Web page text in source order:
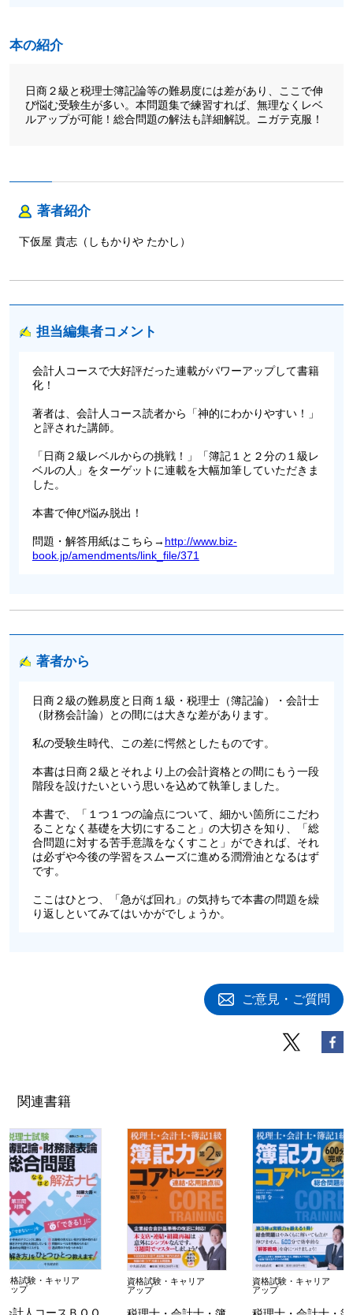
本の紹介
日商２級と税理士簿記論等の難易度には差があり、ここで伸
び悩む受験生が多い。本問題集で練習すれば、無理なくレベ
ルアップが可能！総合問題の解法も詳細解説。ニガテ克服！
著者紹介
下仮屋 貴志（しもかりや たかし）
担当編集者コメント
会計人コースで大好評だった連載がパワーアップして書籍
化！
著者は、会計人コース読者から「神的にわかりやすい！」
と評された講師。
「日商２級レベルからの挑戦！」「簿記１と２分の１級レ
ベルの人」をターゲットに連載を大幅加筆していただきま
した。
本書で伸び悩み脱出！
問題・解答用紙はこちら→ http://www.biz-
book.jp/amendments/link_file/371
著者から
日商２級の難易度と日商１級・税理士（簿記論）・会計士
（財務会計論）との間には大きな差があります。
私の受験生時代、この差に愕然としたものです。
本書は日商２級とそれより上の会計資格との間にもう一段
階段を設けたいという思いを込めて執筆しました。
本書で、「１つ１つの論点について、細かい箇所にこだわ
ることなく基礎を大切にすること」の大切さを知り、「総
合問題に対する苦手意識をなくすこと」ができれば、それ
は必ずや今後の学習をスムーズに進める潤滑油となるはず
です。
ここはひとつ、「急がば回れ」の気持ちで本書の問題を繰
り返しといてみてはいかがでしょうか。
ご意見・ご質問
関連書籍
資格試験・キャリア
アップ
会計人コースＢＯＯ
資格試験・キャリア
アップ
資格試験・キャリア
アップ